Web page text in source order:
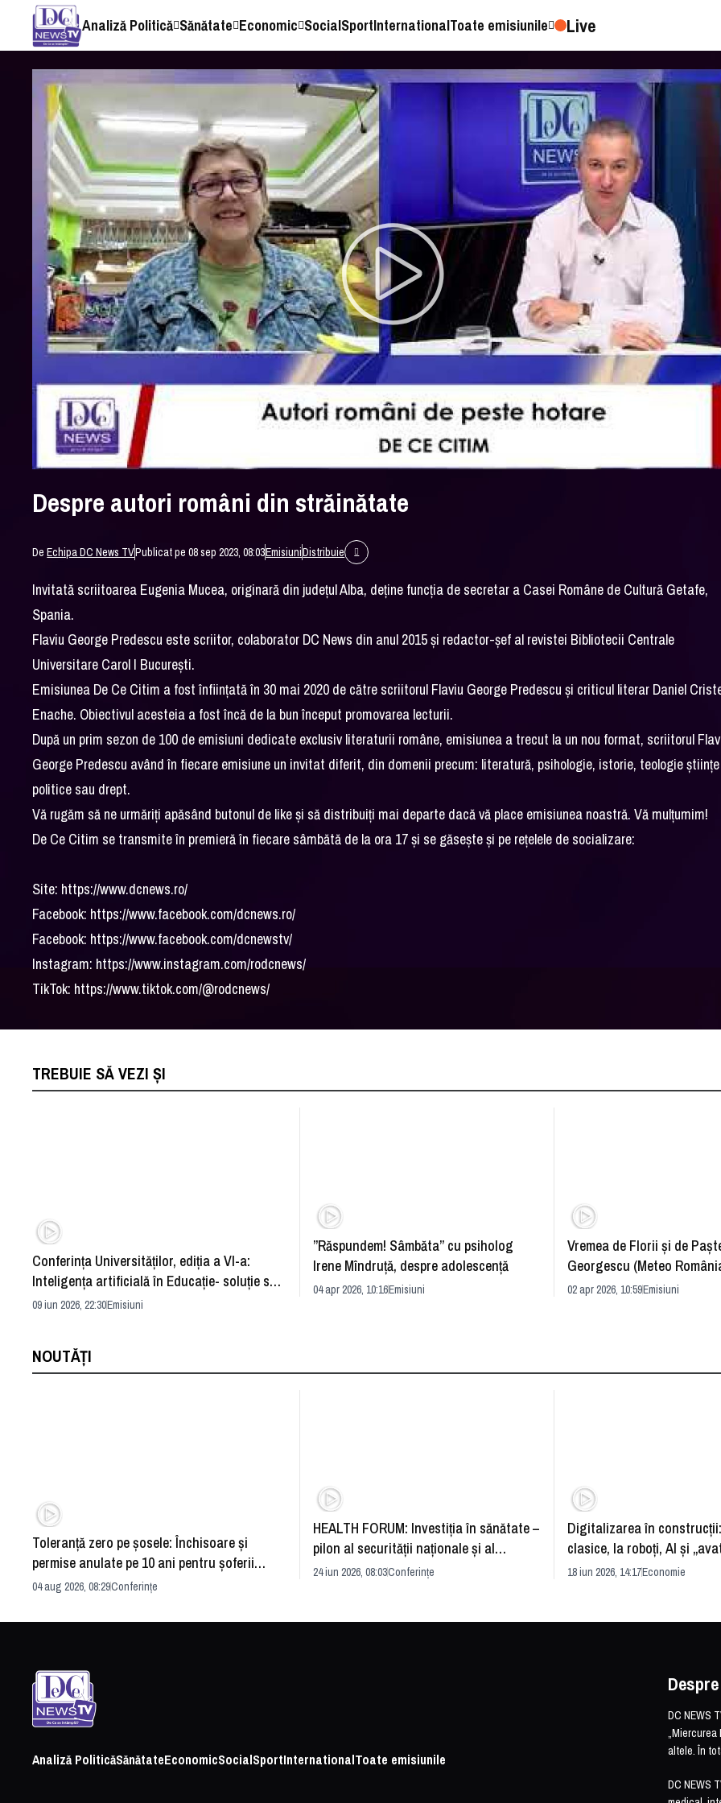
Analiză Politică Sănătate Economic SocialSportInternationalToate emisiunile Live
Despre autori români din străinătate
DeEchipa DC News TVPublicat pe 08 sep 2023, 08:03EmisiuniDistribuie
Invitată scriitoarea Eugenia Mucea, originară din județul Alba, deține funcția de secretar a Casei Române de Cultură Getafe,
Spania.
Flaviu George Predescu este scriitor, colaborator DC News din anul 2015 și redactor-șef al revistei Bibliotecii Centrale
Universitare Carol I București.
Emisiunea De Ce Citim a fost înființată în 30 mai 2020 de către scriitorul Flaviu George Predescu și criticul literar Daniel
Enache. Obiectivul acesteia a fost încă de la bun început promovarea lecturii.
După un prim sezon de 100 de emisiuni dedicate exclusiv literaturii române, emisiunea a trecut la un nou format, scriitorul
George Predescu având în fiecare emisiune un invitat diferit, din domenii precum: literatură, psihologie, istorie, teologie științe
politice sau drept.
Vă rugăm să ne urmăriți apăsând butonul de like și să distribuiți mai departe dacă vă place emisiunea noastră. Vă mulțumim!
De Ce Citim se transmite în premieră în fiecare sâmbătă de la ora 17 și se găsește și pe rețelele de socializare:
Site: https://www.dcnews.ro/
Facebook: https://www.facebook.com/dcnews.ro/
Facebook: https://www.facebook.com/dcnewstv/
Instagram: https://www.instagram.com/rodcnews/
TikTok: https://www.tiktok.com/@rodcnews/
TREBUIE SĂ VEZI ȘI
Conferința Universităților, ediția a VI-a:
Inteligența artificială în Educație- soluție sau
problemă?
09 iun 2026, 22:30Emisiuni
”Răspundem! Sâmbăta” cu psiholog
Irene Mîndruță, despre adolescență
04 apr 2026, 10:16Emisiuni
Vremea de Florii și de
Georgescu (Meteo
prognoza
02 apr 2026, 10:59Emisiuni
NOUTĂȚI
Toleranță zero pe șosele: Închisoare și
permise anulate pe 10 ani pentru șoferii
iresponsabili
04 aug 2026, 08:29Conferințe
HEALTH FORUM: Investiția în sănătate –
pilon al securității naționale și al
dezvoltării economice
24 iun 2026, 08:03Conferințe
Digitalizarea în
clasice, la roboți, AI și
România și redefinirea
18 iun 2026, 14:17Economie
Analiză PoliticăSănătateEconomicSocialSportInternationalToate emisiunile
DC NEWS
„Miercurea
altele. În
DC NEWS